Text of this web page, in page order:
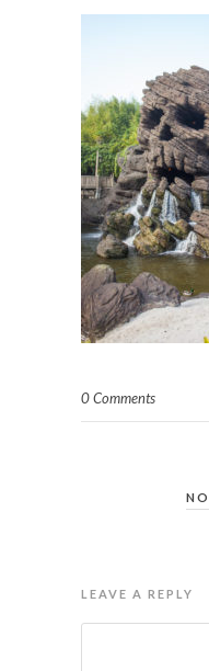
0 Comments
LEAVE A REPLY